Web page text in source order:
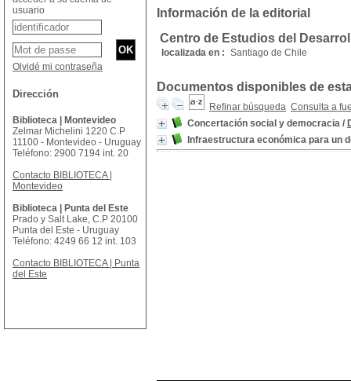
Información de la editorial
Centro de Estudios del
localizada en : Santiago de Chile
Documentos disponibles de
Refinar búsqueda Consulta a
Concertación social y democracia /
Infraestructura económica para un
usuario
Olvidé mi contraseña
Dirección
Biblioteca | Montevideo
Zelmar Michelini 1220 C.P
11100 - Montevideo - Uruguay
Teléfono: 2900 7194 int. 20
Contacto BIBLIOTECA |
Montevideo
Biblioteca | Punta del Este
Prado y Salt Lake, C.P 20100
Punta del Este - Uruguay
Teléfono: 4249 66 12 int. 103
Contacto BIBLIOTECA | Punta
del Este